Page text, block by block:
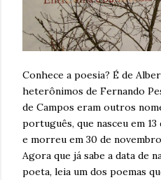
Conhece a poesia? É de
heterônimos de Fernando
de Campos eram outros
português, que nasceu em
e morreu em 30 de novembro
Agora que já sabe a data de
poeta, leia um dos poemas